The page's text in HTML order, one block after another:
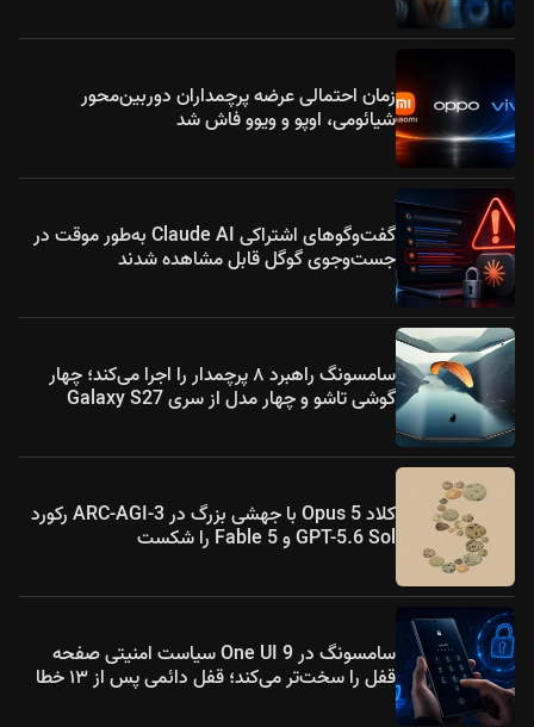
زمان احتمالی عرضه پرچمداران دوربین‌محور
شیائومی، اوپو و ویوو فاش شد
گفت‌وگوهای اشتراکی Claude AI به‌طور موقت در
جست‌وجوی گوگل قابل مشاهده شدند
سامسونگ راهبرد ۸ پرچمدار را اجرا می‌کند؛ چهار
گوشی تاشو و چهار مدل از سری Galaxy S27
کلاد Opus 5 با جهشی بزرگ در ARC-AGI-3 رکورد
GPT-5.6 Sol و Fable 5 را شکست
سامسونگ در One UI 9 سیاست امنیتی صفحه
قفل را سخت‌تر می‌کند؛ قفل دائمی پس از ۱۳ خطا